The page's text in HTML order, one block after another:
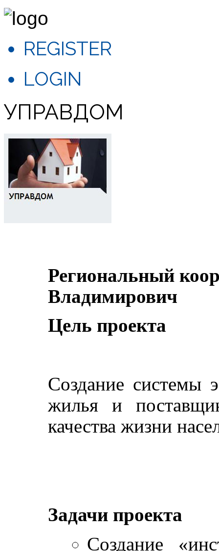
REGISTER
LOGIN
УПРАВДОМ
Региональный
Владимирович
Цель проекта
Создание системы
жилья и
качества жизни
Задачи проекта
Создание